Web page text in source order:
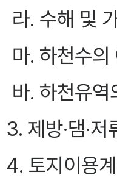
라. 수해 및
마. 하천수의
바. 하천유역
3. 제방·댐·
4. 토지이용